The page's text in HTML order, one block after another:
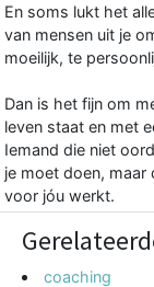
En soms lukt het
van mensen uit je
moeilijk, te
Dan is het fijn om
leven staat en met
Iemand die niet
je moet doen, maar
voor jóu werkt.
coaching